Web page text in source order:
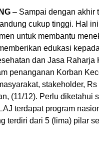
– Sampai dengan akhir
cukup tinggi. Hal
untuk membantu
edukasi
dan Jasa
penanganan Korban
stakeholder,
(11/12). Perlu diketahui
terdapat program
terdiri dari 5 (lima) pilar